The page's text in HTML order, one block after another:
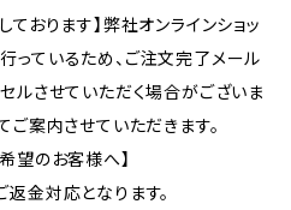
ております】弊社オンラインショッ
っているため、ご注文完了メール
ルさせていただく場合がございま
ご案内させていただきます。
望のお客様へ】
金対応となります。